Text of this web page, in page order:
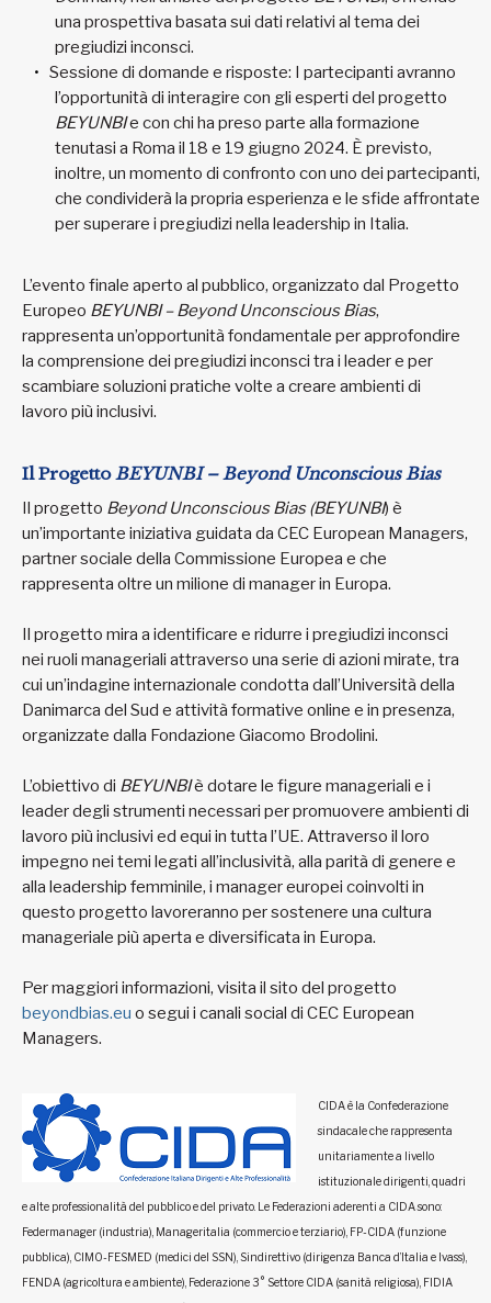
una prospettiva basata sui dati relativi al tema dei
pregiudizi inconsci.
Sessione di domande e risposte: I partecipanti avranno
l’opportunità di interagire con gli esperti del progetto
BEYUNBIe con chi ha preso parte alla formazione
tenutasi a Roma il 18 e 19 giugno 2024. È previsto,
inoltre, un momento di confronto con uno dei partecipanti,
che condividerà la propria esperienza e le sfide affrontate
per superare i pregiudizi nella leadership in Italia.
L’evento finale aperto al pubblico, organizzato dal Progetto
Europeo BEYUNBI – Beyond Unconscious Bias,
rappresenta un’opportunità fondamentale per approfondire
la comprensione dei pregiudizi inconsci tra i leader e per
scambiare soluzioni pratiche volte a creare ambienti di
lavoro più inclusivi.
Il Progetto BEYUNBI – Beyond Unconscious Bias
Il progetto Beyond Unconscious Bias (BEYUNBI) è
un’importante iniziativa guidata da CEC European Managers,
partner sociale della Commissione Europea e che
rappresenta oltre un milione di manager in Europa.
Il progetto mira a identificare e ridurre i pregiudizi inconsci
nei ruoli manageriali attraverso una serie di azioni mirate, tra
cui un’indagine internazionale condotta dall’Università della
Danimarca del Sud e attività formative online e in presenza,
organizzate dalla Fondazione Giacomo Brodolini.
L’obiettivo di BEYUNBIè dotare le figure manageriali e i
leader degli strumenti necessari per promuovere ambienti di
lavoro più inclusivi ed equi in tutta l’UE. Attraverso il loro
impegno nei temi legati all’inclusività, alla parità di genere e
alla leadership femminile, i manager europei coinvolti in
questo progetto lavoreranno per sostenere una cultura
manageriale più aperta e diversificata in Europa.
Per maggiori informazioni, visita il sito del progetto
beyondbias.eu o segui i canali social di CEC European
Managers.
CIDA è la Confederazione
sindacale che rappresenta
unitariamente a livello
istituzionale dirigenti, quadri
e alte professionalità del pubblico e del privato. Le Federazioni aderenti a CIDA sono:
Federmanager (industria), Manageritalia (commercio e terziario), FP-CIDA (funzione
pubblica), CIMO-FESMED (medici del SSN), Sindirettivo (dirigenza Banca d’Italia e Ivass),
FENDA (agricoltura e ambiente), Federazione 3° Settore CIDA (sanità religiosa), FIDIA